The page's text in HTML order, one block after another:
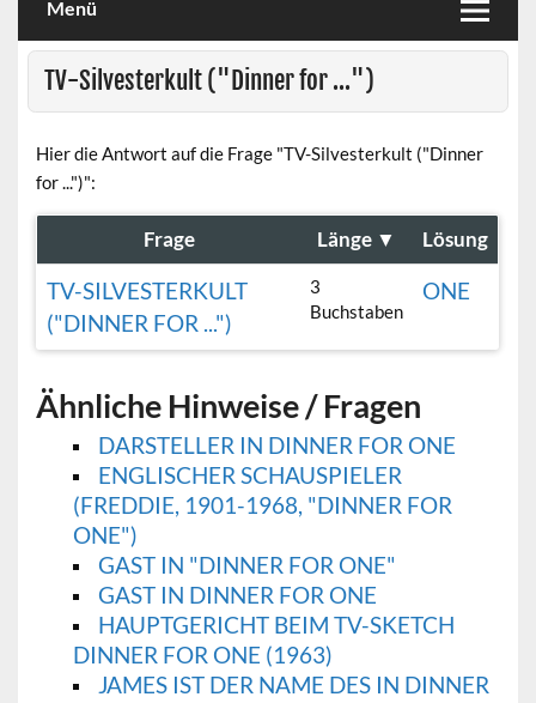
Menü
TV-Silvesterkult ("Dinner for ...")
Hier die Antwort auf die Frage "TV-Silvesterkult ("Dinner
for ...")":
Frage Länge ▼ Lösung
TV-SILVESTERKULT
("DINNER FOR ...")
3
Buchstaben
ONE
Ähnliche Hinweise / Fragen
DARSTELLER IN DINNER FOR ONE
ENGLISCHER SCHAUSPIELER
(FREDDIE, 1901-1968, "DINNER FOR
ONE")
GAST IN "DINNER FOR ONE"
GAST IN DINNER FOR ONE
HAUPTGERICHT BEIM TV-SKETCH
DINNER FOR ONE (1963)
JAMES IST DER NAME DES IN DINNER